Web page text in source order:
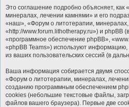
Это соглашение подробно объясняет, как
минералах, лечении камнями» и его
«наш», «Форум о литотерапии,
«http://www.forum.lithotherapy.ru») и phpBB
«программное обеспечение phpBB»,
«phpBB Teams») используют
из ваших пользовательских сессий (в
Ваша информация собирается двумя
«Форум о литотерапии, минералах,
созданию программным обеспечением
cookies (небольшие текстовые файлы,
файлов вашего браузера). Первые две